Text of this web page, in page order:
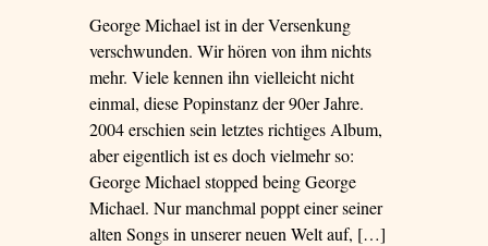
George Michael ist in der Versenkung
verschwunden. Wir hören von ihm nichts
mehr. Viele kennen ihn vielleicht nicht
einmal, diese Popinstanz der 90er Jahre.
2004 erschien sein letztes richtiges Album,
aber eigentlich ist es doch vielmehr so:
George Michael stopped being George
Michael. Nur manchmal poppt einer seiner
alten Songs in unserer neuen Welt auf, […]